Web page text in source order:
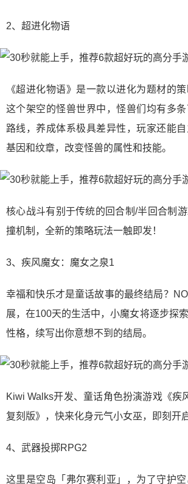
2、超进化物语
《超进化物语》是一款以进化为题材的
这个架空的怪兽世界中，怪兽们均有多
路线，养成体系极具差异性，玩家还能
基因和纹章，改变怪兽的属性和技能。
核心战斗有别于传统的回合制/半回合制
撞机制，全新的策略玩法一触即发！
3、疾风魔女：魔女之泉1
幸福和快乐才是童话故事的最终结局？
展，在100天的生活中，小魔女将逐步探
性格，续写出你意想不到的结局。
Kiwi Walks开发、童话角色扮演游戏《疾
复刻版》，快来化身元气小女巫，即刻开
4、武器投掷RPG2
这里是空岛「弗尔赛利亚」，为了守护